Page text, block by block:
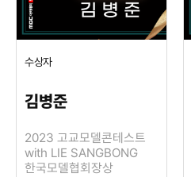
수상자
김병준
2023 고교모델콘테스트
with LIE SANGBONG
한국모델협회장상